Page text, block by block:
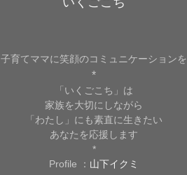
子育てママに笑顔のコミュニケーションを
*
「いくごこち」は
家族を大切にしながら
「わたし」にも素直に生きたい
あなたを応援します
*
Profile ： 山下イクミ